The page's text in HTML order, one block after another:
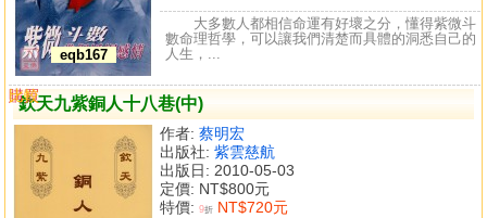
eqb167
大多數人都相信命運有好壞之分，懂得紫微斗
數命理哲學，可以讓我們清楚而具體的洞悉自己的
人生，...
欽天九紫銅人十八巷(中)
作者: 蔡明宏
出版社: 紫雲慈航
出版日: 2010-05-03
定價: NT$800元
特價: 9折 NT$720元
購買
比較